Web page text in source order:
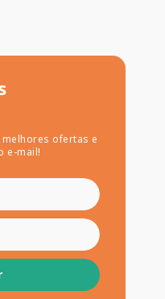
ofertas e
e-mail!